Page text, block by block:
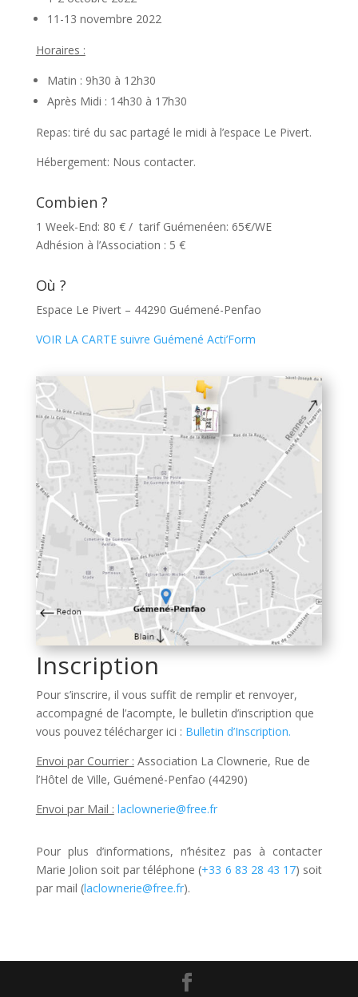
11-13 novembre 2022
Horaires :
Matin : 9h30 à 12h30
Après Midi : 14h30 à 17h30
Repas: tiré du sac partagé le midi à l’espace Le Pivert.
Hébergement: Nous contacter.
Combien ?
1 Week-End: 80 € / tarif Guémenéen: 65€/WE
Adhésion à l’Association : 5 €
Où ?
Espace Le Pivert – 44290 Guémené-Penfao
VOIR LA CARTE suivre Guémené Acti’Form
Inscription
Pour s’inscrire, il vous suffit de remplir et renvoyer,
accompagné de l’acompte, le bulletin d’inscription que
vous pouvez télécharger ici : Bulletin d’Inscription.
Envoi par Courrier : Association La Clownerie, Rue de
l’Hôtel de Ville, Guémené-Penfao (44290)
Envoi par Mail : laclownerie@free.fr
Pour plus d’informations, n’hésitez pas à contacter
Marie Jolion soit par téléphone (+33 6 83 28 43 17) soit
par mail (laclownerie@free.fr).